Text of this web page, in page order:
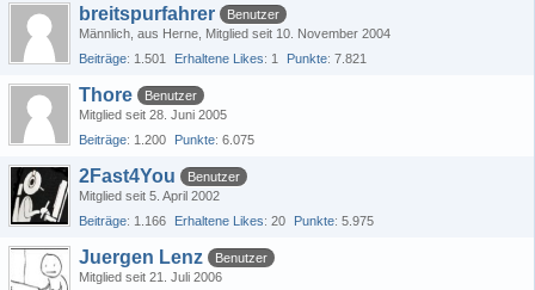
breitspurfahrer
Benutzer
Männlich aus Herne Mitglied seit 10. November 2004
Beiträge 1.501 Erhaltene Likes 1 Punkte 7.821
Thore
Benutzer
Mitglied seit 28. Juni 2005
Beiträge 1.200 Punkte 6.075
2Fast4You
Benutzer
Mitglied seit 5. April 2002
Beiträge 1.166 Erhaltene Likes 20 Punkte 5.975
Juergen Lenz
Benutzer
Mitglied seit 21. Juli 2006